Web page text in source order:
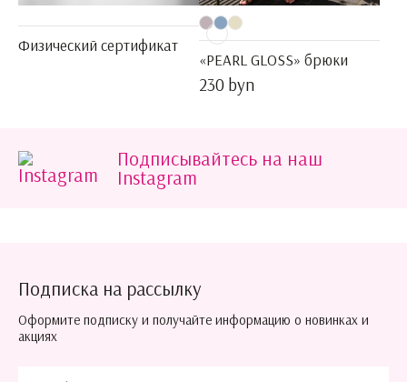
Физический сертификат
«PEARL GLOSS» брюки
230 byn
Подписывайтесь на наш
Instagram
Подписка на рассылку
Оформите подписку и получайте информацию о новинках и
акциях